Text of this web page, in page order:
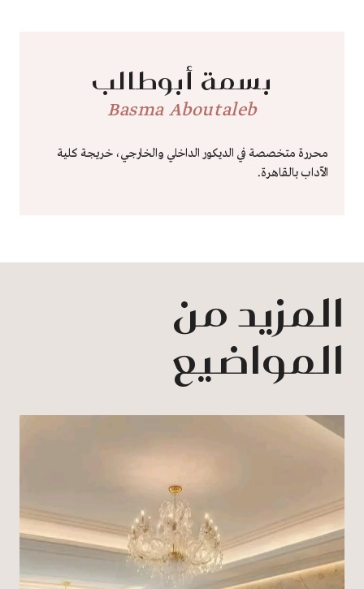
بسمة أبوطالب
Basma Aboutaleb
محررة متخصصة في الديكور الداخلي والخارجي، خريجة كلية
الآداب بالقاهرة.
المزيد من
المواضيع